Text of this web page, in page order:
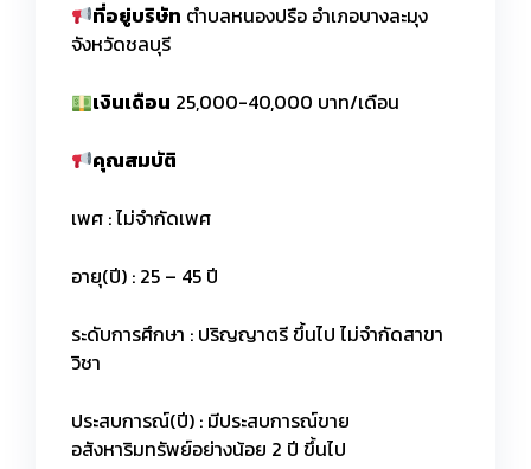
ที่อยู่บริษัท ตำบลหนองปรือ อำเภอบางละมุง
จังหวัดชลบุรี
เงินเดือน 25,000-40,000 บาท/เดือน
คุณสมบัติ
เพศ : ไม่จำกัดเพศ
อายุ(ปี) : 25 – 45 ปี
ระดับการศึกษา : ปริญญาตรี ขึ้นไป ไม่จำกัดสาขา
วิชา
ประสบการณ์(ปี) : มีประสบการณ์ขาย
อสังหาริมทรัพย์อย่างน้อย 2 ปี ขึ้นไป